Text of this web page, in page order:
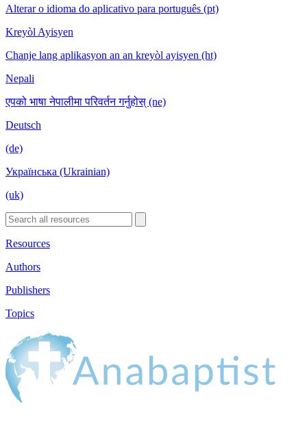
Alterar o idioma do aplicativo para português (pt)
Kreyòl Ayisyen
Chanje lang aplikasyon an an kreyòl ayisyen (ht)
Nepali
एपको भाषा नेपालीमा परिवर्तन गर्नुहोस् (ne)
Deutsch
(de)
Українська (Ukrainian)
(uk)
Resources
Authors
Publishers
Topics